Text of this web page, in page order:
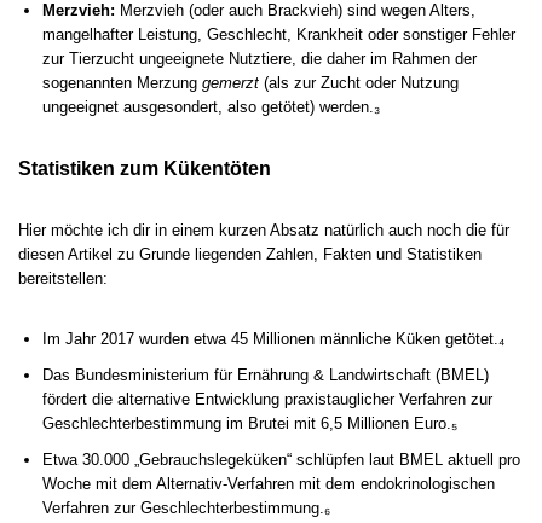
Merzvieh: Merzvieh (oder auch Brackvieh) sind wegen Alters,
mangelhafter Leistung, Geschlecht, Krankheit oder sonstiger Fehler
zur Tierzucht ungeeignete Nutztiere, die daher im Rahmen der
sogenannten Merzung gemerzt (als zur Zucht oder Nutzung
ungeeignet ausgesondert, also getötet) werden.₃
Statistiken zum Kükentöten
Hier möchte ich dir in einem kurzen Absatz natürlich auch noch die für
diesen Artikel zu Grunde liegenden Zahlen, Fakten und Statistiken
bereitstellen:
Im Jahr 2017 wurden etwa 45 Millionen männliche Küken getötet.₄
Das Bundesministerium für Ernährung & Landwirtschaft (BMEL)
fördert die alternative Entwicklung praxistauglicher Verfahren zur
Geschlechterbestimmung im Brutei mit 6,5 Millionen Euro.₅
Etwa 30.000 „Gebrauchslegeküken“ schlüpfen laut BMEL aktuell pro
Woche mit dem Alternativ-Verfahren mit dem endokrinologischen
Verfahren zur Geschlechterbestimmung.₆